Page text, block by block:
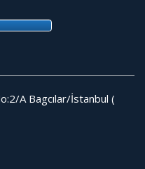
A Bagcılar/İstanbul (